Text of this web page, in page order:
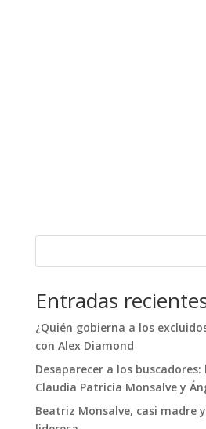
Entradas
¿Quién gobierna a los
con Alex Diamond
Desaparecer a los
Claudia Patricia Monsalve y
Beatriz Monsalve, casi madre